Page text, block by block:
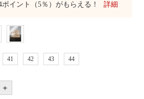
ポイント（5％）がもらえる！ 詳細
41 42 43 44
+